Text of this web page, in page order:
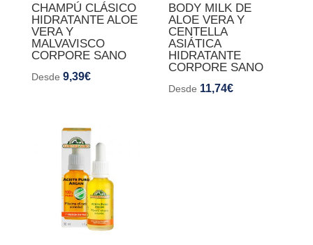
CHAMPÚ CLÁSICO
HIDRATANTE ALOE
VERA Y
MALVAVISCO
CORPORE SANO
Desde 9,39€
BODY MILK DE
ALOE VERA Y
CENTELLA
ASIÁTICA
HIDRATANTE
CORPORE SANO
Desde 11,74€